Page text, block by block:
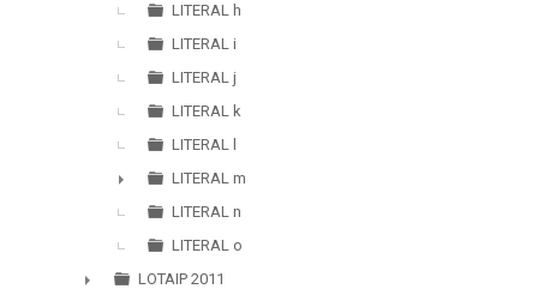
LITERAL h
LITERAL i
LITERAL j
LITERAL k
LITERAL l
►
LITERAL m
LITERAL n
LITERAL o
LOTAIP 2011